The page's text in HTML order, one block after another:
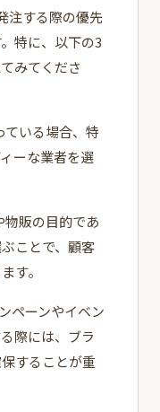
注する際の優先
特に、以下の3
みてくださ
ている場合、特
ーな業者を選
物販の目的であ
ことで、顧客
す。
ペーンやイベン
際には、ブラ
することが重